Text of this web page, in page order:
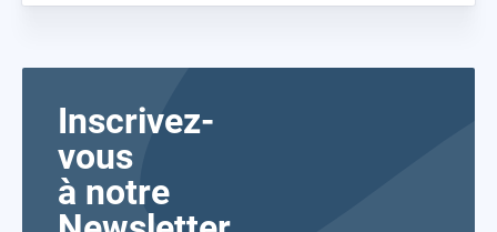
Inscrivez-
vous
à notre